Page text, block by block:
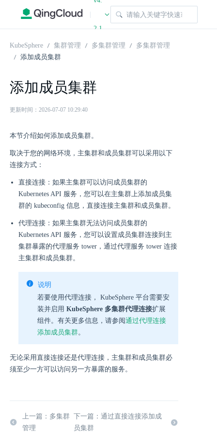
|
2.1
KubeSphere 集群管理 多集群管理
多集群管理
添加成员集群
添加成员集群
更新时间：2026-07-07 10:29:40
本节介绍如何添加成员集群。
取决于您的网络环境，主集群和成员集群可以采用以下
连接方式：
直接连接：如果主集群可以访问成员集群的
Kubernetes API 服务，您可以在主集群上添加成员集
群的 kubeconfig 信息，直接连接主集群和成员集群。
代理连接：如果主集群无法访问成员集群的
Kubernetes API 服务，您可以设置成员集群连接到主
集群暴露的代理服务 tower，通过代理服务 tower 连接
主集群和成员集群。
说明
若要使用代理连接， KubeSphere 平台需要安
装并启用 KubeSphere 多集群代理连接扩展
组件。有关更多信息，请参阅通过代理连接
添加成员集群。
无论采用直接连接还是代理连接，主集群和成员集群必
须至少一方可以访问另一方暴露的服务。
上一篇：多集群
管理
下一篇：通过直接连接添加成
员集群